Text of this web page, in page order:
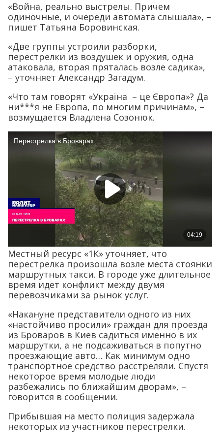
«Война, реально выстрелы. Причем
одиночные, и очереди автомата слышала», –
пишет Татьяна Боровинская.
«Две группы устроили разборки,
перестрелки из воздушек и оружия, одна
атаковала, вторая пряталась возле садика»,
– уточняет Александр Загадум.
«Что там говорят «Україна – це Європа»? Да
ни***я не Европа, по многим причинам», –
возмущается Владлена Созонюк.
Местный ресурс «1К» уточняет, что
перестрелка произошла возле места стоянки
маршрутных такси. В городе уже длительное
время идет конфликт между двумя
перевозчиками за рынок услуг.
«Накануне представители одного из них
«настойчиво просили» граждан для проезда
из Броваров в Киев садиться именно в их
маршрутки, а не подсаживаться в попутно
проезжающие авто… Как минимум одно
транспортное средство расстреляли. Спустя
некоторое время молодые люди
разбежались по ближайшим дворам», –
говорится в сообщении.
Прибывшая на место полиция задержала
некоторых из участников перестрелки.